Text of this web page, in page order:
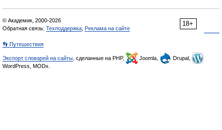
18+
© Академик, 2000-2026
Обратная связь: Техподдержка Реклама на сайте
👣 Путешествия
Экспорт словарей на сайты , сделанные на PHP, Joomla,
Drupal,
WordPress, MODx.